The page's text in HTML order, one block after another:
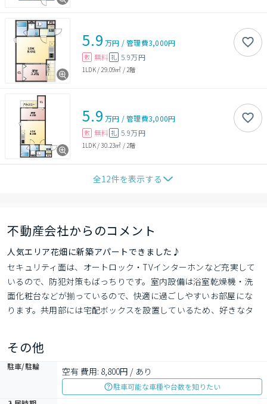
5.9 万円 /管理費3,000円
敷 無料 礼 5.9万円
1LDK/ 29.09㎡ / 2階
5.9 万円 /管理費3,000円
敷 無料 礼 5.9万円
1LDK/30.23㎡ / 2階
全12件を表示する
不動産会社からのコメント
人気エリア花畑に新築アパートできました♪
セキュリティ面は、オートロック・TVインターホンなど充実して
いるので、防犯対策もばっちりです。室内設備は浴室乾燥機・洗
面化粧台などが揃っているので、快適に過ごしやすいお部屋にな
ります。共用部には宅配ボックスを設置しているため、好きなタ
初期費用をカードでお支払いいただける物件です。
その他
駐車/駐輪 空有 費用: 8,800円 / あり
駐車可能な車種や台数を知りたい